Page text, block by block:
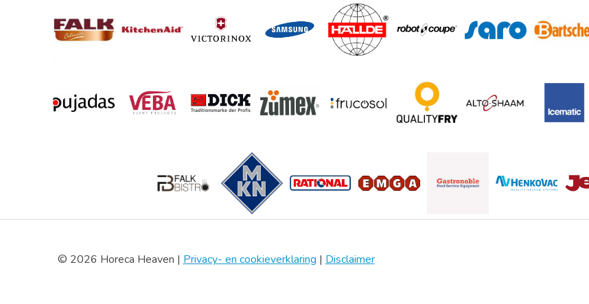
© 2026 Horeca Heaven | Privacy- en cookieverklaring | Disclaimer